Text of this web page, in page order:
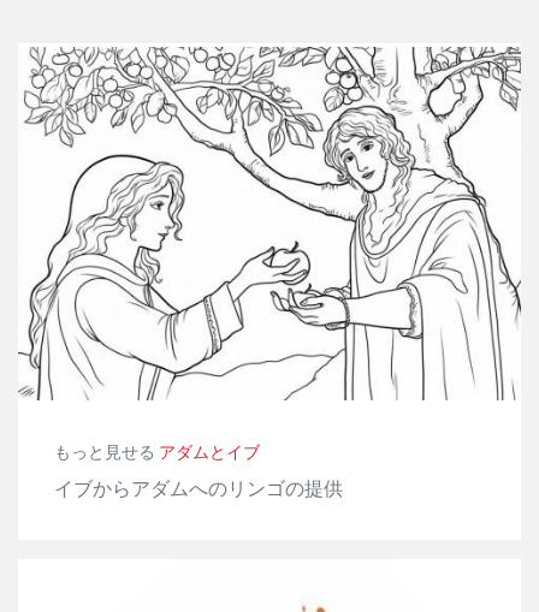
もっと見せる アダムとイブ
イブからアダムへのリンゴの提供